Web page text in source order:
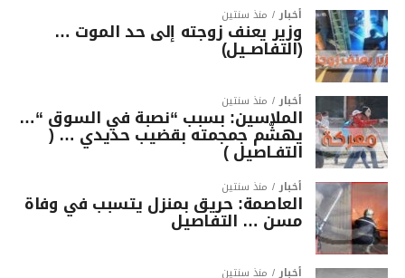
أخبار منذ سنتين
وزير يعنف زوجته إلى حد الموت …
(التفاصــيل)
أخبار منذ سنتين
الملاسين: بسبب “نصبة في السوق “…
يهشّم جمجمته بقضيب حديدي … (
التفـاصيل )
أخبار منذ سنتين
العاصمة: حريق بمنزل يتسبب في وفاة
مسن … التفاصيل
أخبار منذ سنتين